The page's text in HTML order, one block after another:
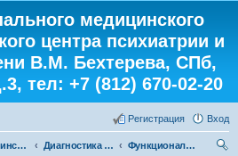
медицинского
центра психиатрии и
В.М. Бехтерева, СПб,
тел: +7 (812) 670-02-20
Вход
Регистрация
Форумы института Диагностика от «А» до «Я»
Функциональные исследования